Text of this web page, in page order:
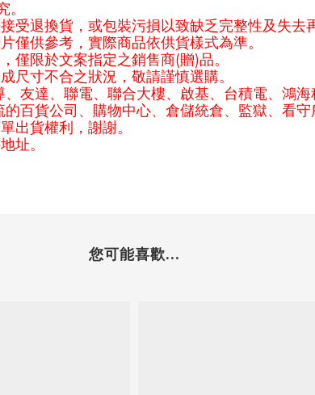
。
受退換貨，或包裝污損以致缺乏完整性及失去
僅供參考，實際商品依供貨樣式為準。
僅限於文案指定之銷售商(贈)品。
尺寸不合之狀況，敬請謹慎選購。
、友達、聯電、聯合大樓、啟基、台積電、鴻
的百貨公司、購物中心、倉儲統倉、監獄、看
出貨權利，謝謝。
址。
您可能喜歡...